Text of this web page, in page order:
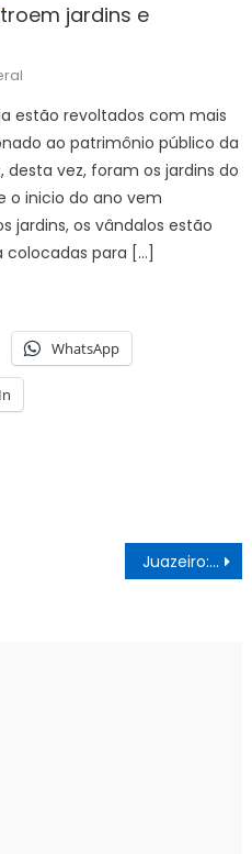
jardins e
estão revoltados com mais
ao patrimônio público da
desta vez, foram os jardins do
o inicio do ano vem
jardins, os vândalos estão
para […]
WhatsApp
Juazeiro: Permissionários do Camelódromo terão contas e abastecimento de água regularizados